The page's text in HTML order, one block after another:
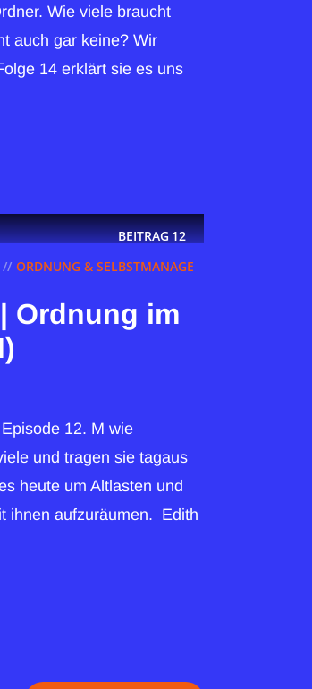
Wie viele braucht
auch gar keine? Wir
14 erklärt sie es uns
BEITRAG12
ORDNUNG & SELBSTMANAGE
Ordnung im
12. M wie
und tragen sie tagaus
heute um Altlasten und
ihnen aufzuräumen. Edith